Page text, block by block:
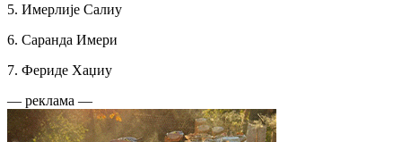
5. Имерлије Салиу
6. Саранда Имери
7. Фериде Хаџиу
— реклама —